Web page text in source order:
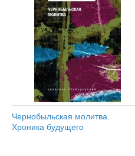
Чернобыльская молитва.
Хроника будущего